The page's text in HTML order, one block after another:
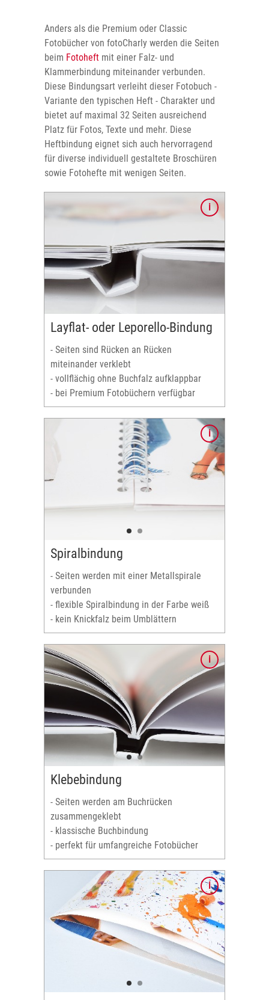
Anders als die Premium oder Classic
Fotobücher von fotoCharly werden die Seiten
beim Fotoheft mit einer Falz- und
Klammerbindung miteinander verbunden.
Diese Bindungsart verleiht dieser Fotobuch -
Variante den typischen Heft - Charakter und
bietet auf maximal 32 Seiten ausreichend
Platz für Fotos, Texte und mehr. Diese
Heftbindung eignet sich auch hervorragend
für diverse individuell gestaltete Broschüren
sowie Fotohefte mit wenigen Seiten.
Layflat- oder Leporello-Bindung
- Seiten sind Rücken an Rücken
miteinander verklebt
- vollflächig ohne Buchfalz aufklappbar
- bei Premium Fotobüchern verfügbar
Spiralbindung
- Seiten werden mit einer Metallspirale
verbunden
- flexible Spiralbindung in der Farbe weiß
- kein Knickfalz beim Umblättern
Klebebindung
- Seiten werden am Buchrücken
zusammengeklebt
- klassische Buchbindung
- perfekt für umfangreiche Fotobücher